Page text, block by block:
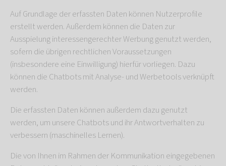
Auf Grundlage der erfassten Daten können Nutzerprofile
erstellt werden. Außerdem können die Daten zur
Ausspielung interessengerechter Werbung genutzt werden,
sofern die übrigen rechtlichen Voraussetzungen
(insbesondere eine Einwilligung) hierfür vorliegen. Dazu
können die Chatbots mit Analyse- und Werbetools verknüpft
werden.
Die erfassten Daten können außerdem dazu genutzt
werden, um unsere Chatbots und ihr Antwortverhalten zu
verbessern (maschinelles Lernen).
Die von Ihnen im Rahmen der Kommunikation eingegebenen